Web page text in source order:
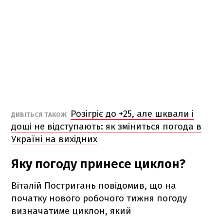
ДИВІТЬСЯ ТАКОЖ
Розігріє до +25, але шквали і
дощі не відступають: як зміниться погода в
Україні на вихідних
Яку погоду принесе циклон?
Віталій Постригань повідомив, що на
початку нового робочого тижня погоду
визначатиме циклон, який